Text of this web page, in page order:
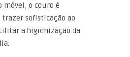
móvel, o couro é
trazer sofisticação ao
a higienização da